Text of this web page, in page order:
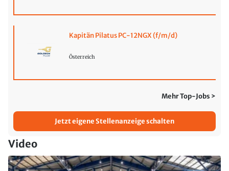
Kapitän Pilatus PC-12NGX (f/m/d)
Österreich
Mehr Top-Jobs >
Jetzt eigene Stellenanzeige schalten
Video